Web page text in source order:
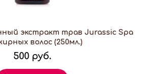
экстракт трав Jurassic Spa
волос (250мл.)
500 руб.